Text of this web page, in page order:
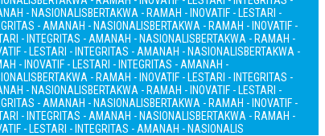
- NASIONALISBERTAKWA - RAMAH - INOVATIF - LESTARI -
- AMANAH - NASIONALISBERTAKWA - RAMAH - INOVATIF -
- INTEGRITAS - AMANAH - NASIONALISBERTAKWA - RAMAH -
- LESTARI - INTEGRITAS - AMANAH - NASIONALISBERTAKWA -
- INOVATIF - LESTARI - INTEGRITAS - AMANAH -
BERTAKWA - RAMAH - INOVATIF - LESTARI - INTEGRITAS -
- NASIONALISBERTAKWA - RAMAH - INOVATIF - LESTARI -
- AMANAH - NASIONALISBERTAKWA - RAMAH - INOVATIF -
- INTEGRITAS - AMANAH - NASIONALISBERTAKWA - RAMAH -
- LESTARI - INTEGRITAS - AMANAH - NASIONALIS